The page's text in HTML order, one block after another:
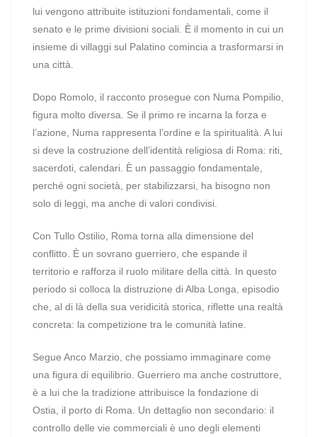
lui vengono attribuite istituzioni fondamentali, come il
senato e le prime divisioni sociali. È il momento in cui un
insieme di villaggi sul Palatino comincia a trasformarsi in
una città.
Dopo Romolo, il racconto prosegue con Numa Pompilio,
figura molto diversa. Se il primo re incarna la forza e
l’azione, Numa rappresenta l’ordine e la spiritualità. A lui
si deve la costruzione dell’identità religiosa di Roma: riti,
sacerdoti, calendari. È un passaggio fondamentale,
perché ogni società, per stabilizzarsi, ha bisogno non
solo di leggi, ma anche di valori condivisi.
Con Tullo Ostilio, Roma torna alla dimensione del
conflitto. È un sovrano guerriero, che espande il
territorio e rafforza il ruolo militare della città. In questo
periodo si colloca la distruzione di Alba Longa, episodio
che, al di là della sua veridicità storica, riflette una realtà
concreta: la competizione tra le comunità latine.
Segue Anco Marzio, che possiamo immaginare come
una figura di equilibrio. Guerriero ma anche costruttore,
è a lui che la tradizione attribuisce la fondazione di
Ostia, il porto di Roma. Un dettaglio non secondario: il
controllo delle vie commerciali è uno degli elementi